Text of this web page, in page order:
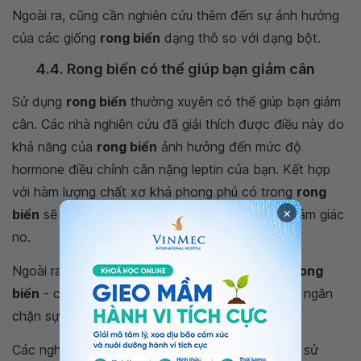
Ngoài ra, cũng cần nghiên cứu thêm đến sự ảnh hưởng
của các giống rong biển dạng thô so với dạng bột.
4.4. Rong biển có thể giúp bạn giảm cân
Sử dụng rong biển thường xuyên có thể giúp bạn giảm
cân. Các nhà nghiên cứu đã giải thích được điều này do
khả năng của rong biển ảnh hưởng đến mức độ
hormone điều chỉnh cân nặng leptin của bạn. Kết hợp
với hàm lượng chất xơ khá phong phú có trong rong
biển sẽ giúp giảm cảm giác đói và tăng cường cảm giác
no.
Ngoài ra, fucoidan - một loại sPS có sẵn trong rong
biển - có thể tăng cường phân hủy chất béo và ngăn
chặn sự hình thành của chất béo.
Các nghiên cứu ở những người tham gia sử
×